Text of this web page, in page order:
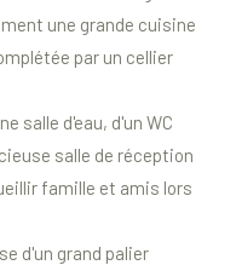
une grande cuisine
par un cellier
salle d'eau, d'un WC
salle de réception
famille et amis lors
d'un grand palier